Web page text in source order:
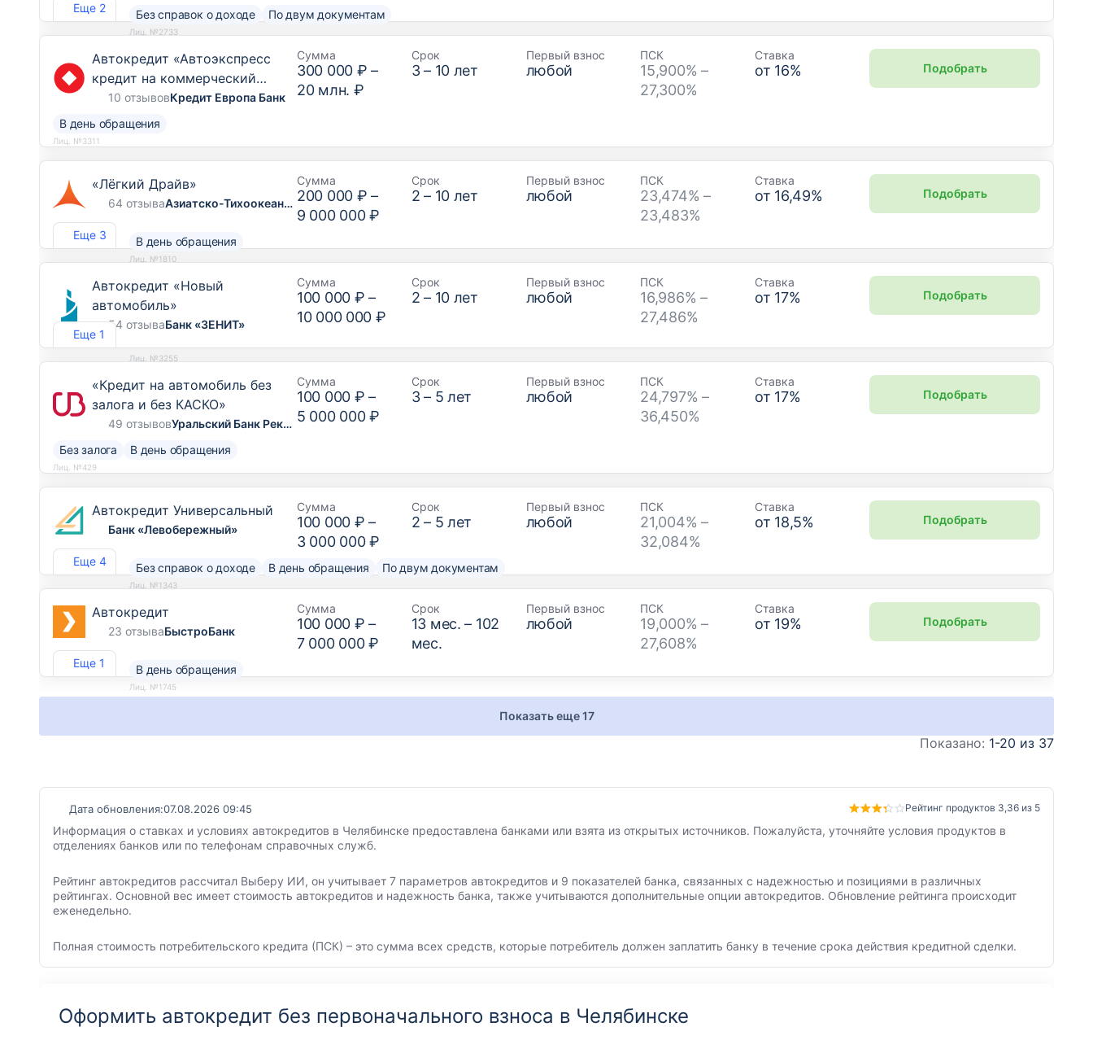
Еще 2 Без справок о доходе По двум документам
Лиц. №2733
Автокредит «Автоэкспресс
кредит на коммерческий
транспорт, грузовой транспорт
и спецтехнику»
10 отзывовКредит Европа Банк
Сумма
300 000 ₽ –
20 млн. ₽
Срок
3– 10 лет
Первый взнос
любой
ПСК
15,900% –
27,300%
Ставка
от 16%
В день обращения
Подобрать
Лиц. №3311
Еще 3
«Лёгкий Драйв»
64 отзыва Азиатско-Тихоокеанский Банк
Сумма
200 000 ₽ –
9 000 000 ₽
Срок
2 – 10 лет
Первый взнос
любой
ПСК
23,474% –
23,483%
Ставка
от 16,49%
В день обращения
Подобрать
Лиц. №1810
Еще 1
Автокредит «Новый
автомобиль»
54 отзываБанк «ЗЕНИТ»
Сумма
100 000 ₽ –
10 000 000 ₽
Срок
2 – 10 лет
Первый взнос
любой
ПСК
16,986% –
27,486%
Ставка
от 17% Подобрать
Лиц. №3255
«Кредит на автомобиль без
залога и без КАСКО»
49 отзывов Уральский Банк Реконструкции и Развития
Сумма
100 000 ₽ –
5 000 000 ₽
Срок
3– 5 лет
Первый взнос
любой
ПСК
24,797% –
36,450%
Ставка
от 17%
Без залога В день обращения
Подобрать
Лиц. №429
Еще 4
Автокредит Универсальный
Банк «Левобережный»
Сумма
100 000 ₽ –
3 000 000 ₽
Срок
2 – 5 лет
Первый взнос
любой
ПСК
21,004% –
32,084%
Ставка
от 18,5%
Без справок о доходе В день обращения По двум документам
Подобрать
Лиц. №1343
Еще 1
Автокредит
23 отзываБыстроБанк
Сумма
100 000 ₽ –
7 000 000 ₽
Срок
13 мес. – 102
мес.
Первый взнос
любой
ПСК
19,000% –
27,608%
Ставка
от 19%
В день обращения
Подобрать
Лиц. №1745
Показать еще 17
Показано: 1-20 из 37
Дата обновления:07.08.2026 09:45 Рейтинг продуктов 3,36 из 5
Информация о ставках и условиях автокредитов в Челябинске предоставлена банками или взята из открытых источников. Пожалуйста, уточняйте условия продуктов в
отделениях банков или по телефонам справочных служб.
Рейтинг автокредитов рассчитал Выберу ИИ, он учитывает 7 параметров автокредитов и 9 показателей банка, связанных с надежностью и позициями в различных
рейтингах. Основной вес имеет стоимость автокредитов и надежность банка, также учитываются дополнительные опции автокредитов. Обновление рейтинга происходит
еженедельно.
Полная стоимость потребительского кредита (ПСК) – это сумма всех средств, которые потребитель должен заплатить банку в течение срока действия кредитной сделки.
Оформить автокредит без первоначального взноса в Челябинске